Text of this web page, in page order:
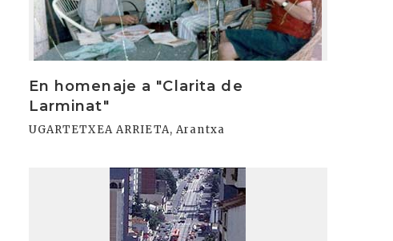
En homenaje a "Clarita de
Larminat"
UGARTETXEA ARRIETA, Arantxa